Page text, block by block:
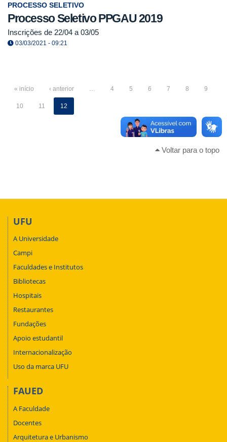
PROCESSO SELETIVO
Processo Seletivo PPGAU 2019
Inscrições de 22/04 a 03/05
03/03/2021 - 09:21
« início ‹ anterior … 4 5 6 7 8 9
10 11 12
Voltar para o topo
UFU
A Universidade
Campi
Faculdades e Institutos
Bibliotecas
Hospitais
Restaurantes
Fundações
Apoio estudantil
Internacionalização
Uso da marca UFU
FAUED
A Faculdade
Docentes
Arquitetura e Urbanismo